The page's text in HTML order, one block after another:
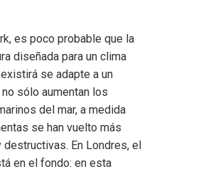
es poco probable que la
diseñada para un clima
se adapte a un
sólo aumentan los
del mar, a medida
se han vuelto más
En Londres, el
en el fondo: en esta